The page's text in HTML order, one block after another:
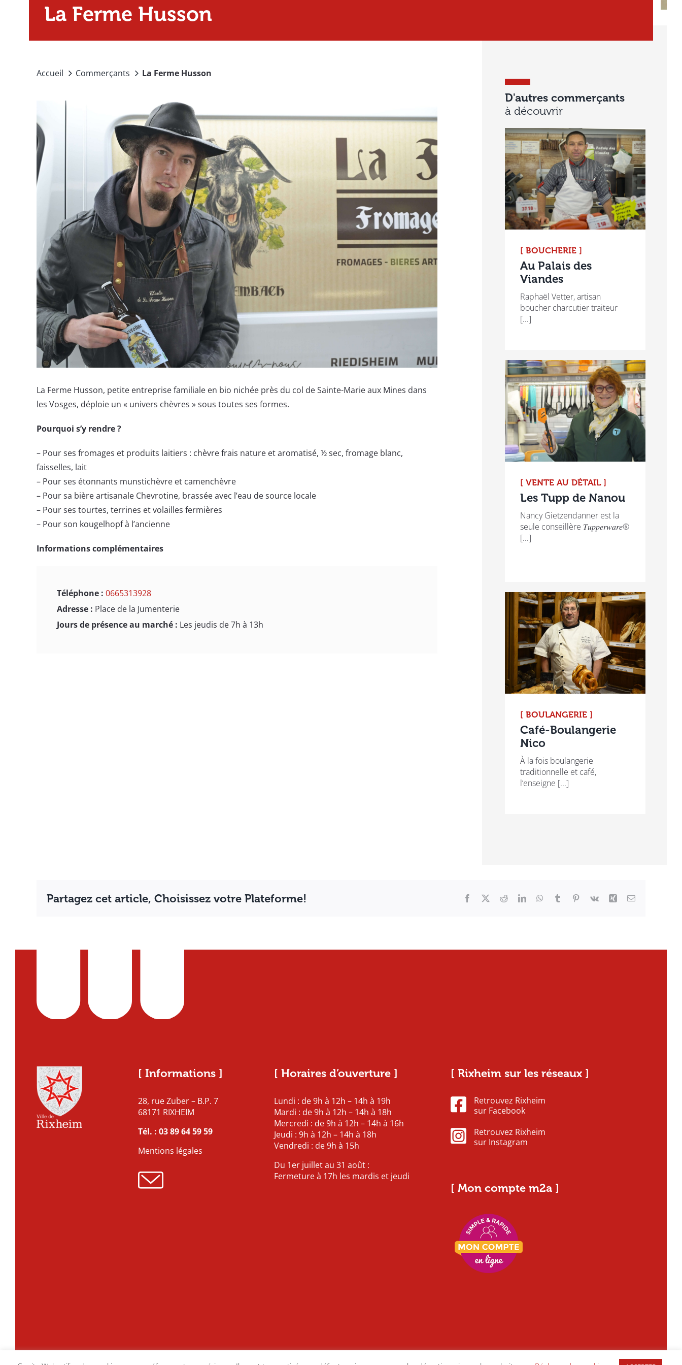
La Ferme Husson
Accueil Commerçants La Ferme Husson
La Ferme Husson, petite entreprise familiale en bio nichée près du col de Sainte-Marie aux Mines dans
les Vosges, déploie un « univers chèvres » sous toutes ses formes.
Pourquoi s’y rendre ?
– Pour ses fromages et produits laitiers : chèvre frais nature et aromatisé, ½ sec, fromage blanc,
faisselles, lait
– Pour ses étonnants munstichèvre et camenchèvre
– Pour sa bière artisanale Chevrotine, brassée avec l’eau de source locale
– Pour ses tourtes, terrines et volailles fermières
– Pour son kougelhopf à l’ancienne
Informations complémentaires
Téléphone : 0665313928
Adresse : Place de la Jumenterie
Jours de présence au marché : Les jeudis de 7h à 13h
D'autres commerçants
à découvrir
[ BOUCHERIE ]
Au Palais des
Viandes
Raphaël Vetter, artisan
boucher charcutier traiteur
[...]
[ VENTE AU DÉTAIL ]
Les Tupp de Nanou
Nancy Gietzendanner est la
seule conseillère 𝑇𝑢𝑝𝑝𝑒𝑟𝑤𝑎𝑟𝑒®
[...]
[ BOULANGERIE ]
Café-Boulangerie
Nico
À la fois boulangerie
traditionnelle et café,
l’enseigne [...]
Partagez cet article, Choisissez votre Plateforme! Facebook RedditLinkedInWhatsApp
Tumblr Pinterest
Vk Xing Email
[ Informations ]
28, rue Zuber – B.P. 7
68171 RIXHEIM
Tél. : 03 89 64 59 59
Mentions légales
[ Horaires d’ouverture ]
Lundi : de 9h à 12h – 14h à 19h
Mardi : de 9h à 12h – 14h à 18h
Mercredi : de 9h à 12h – 14h à 16h
Jeudi : 9h à 12h – 14h à 18h
Vendredi : de 9h à 15h
Du 1er juillet au 31 août :
Fermeture à 17h les mardis et jeudi
[ Rixheim sur les réseaux ]
Retrouvez Rixheim
sur Facebook
Retrouvez Rixheim
sur Instagram
[ Mon compte m2a ]